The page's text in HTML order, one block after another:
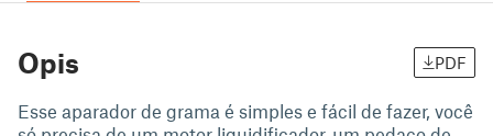
Opis PDF
Esse aparador de grama é simples e fácil de fazer, você